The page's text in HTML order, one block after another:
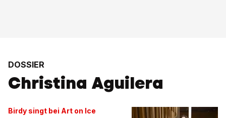
DOSSIER
Christina Aguilera
Birdy singt bei Art on Ice